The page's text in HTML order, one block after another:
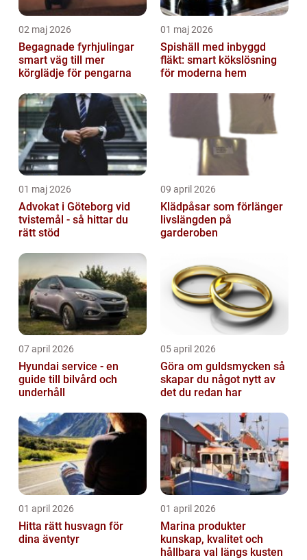
02 maj 2026
Begagnade fyrhjulingar
smart väg till mer
körglädje för pengarna
01 maj 2026
Spishäll med inbyggd
fläkt: smart kökslösning
för moderna hem
01 maj 2026
Advokat i Göteborg vid
tvistemål - så hittar du
rätt stöd
09 april 2026
Klädpåsar som förlänger
livslängden på
garderoben
07 april 2026
Hyundai service - en
guide till bilvård och
underhåll
05 april 2026
Göra om guldsmycken så
skapar du något nytt av
det du redan har
01 april 2026
Hitta rätt husvagn för
dina äventyr
01 april 2026
Marina produkter
kunskap, kvalitet och
hållbara val längs kusten